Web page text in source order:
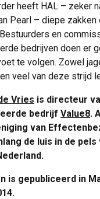
heeft HAL – zeker
Pearl – diepe zakken
en
bedrijven doen er
te volgen. Zowel
veel van deze strijd
Vries is directeur
bedrijf Value8.
van
de luis in de pels
is gepubliceerd in